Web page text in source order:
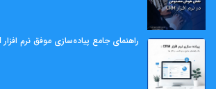
راهنمای جامع پیاده‌سازی موفق نرم افزار CRM در سازمان‌ها